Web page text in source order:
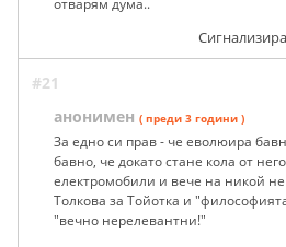
#21
анонимен ( преди 3 години )
За едно си прав - че еволюира
бавно, че докато стане кола от
електромобили и вече на никой
Толкова за Тойотка и
"вечно нерелевантни!"